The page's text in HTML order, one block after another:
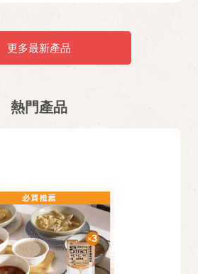
更多最新產品
熱門產品